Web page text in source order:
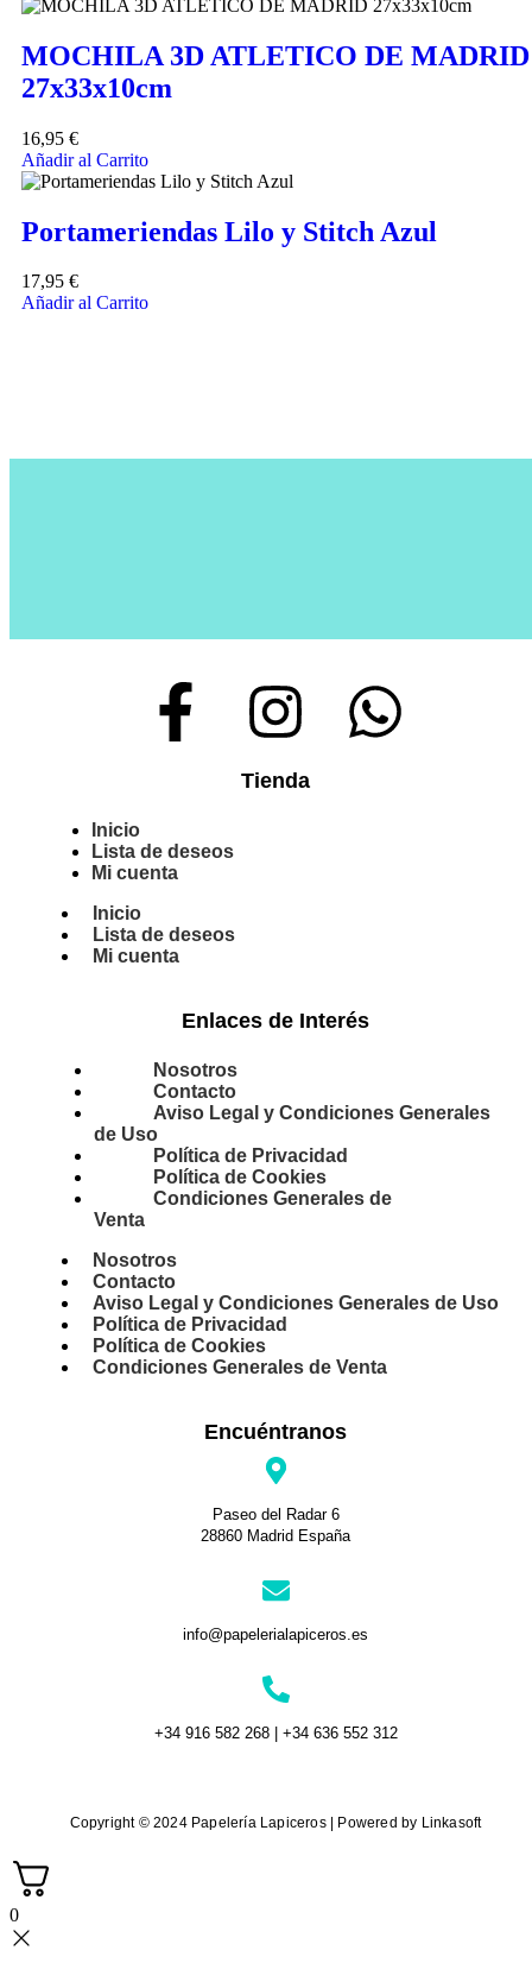
MOCHILA 3D ATLETICO DE MADRID
27x33x10cm
16,95 €
Añadir al Carrito
Portameriendas Lilo y Stitch Azul
17,95 €
Añadir al Carrito
Tienda
Inicio
Lista de deseos
Mi cuenta
Inicio
Lista de deseos
Mi cuenta
Enlaces de Interés
Nosotros
Contacto
Aviso Legal y Condiciones Generales
de Uso
Política de Privacidad
Política de Cookies
Condiciones Generales de
Venta
Nosotros
Contacto
Aviso Legal y Condiciones Generales de Uso
Política de Privacidad
Política de Cookies
Condiciones Generales de Venta
Encuéntranos
Paseo del Radar 6
28860 Madrid España
info@papelerialapiceros.es
+34 916 582 268 | +34 636 552 312
Copyright © 2024 Papelería Lapiceros | Powered by Linkasoft
0